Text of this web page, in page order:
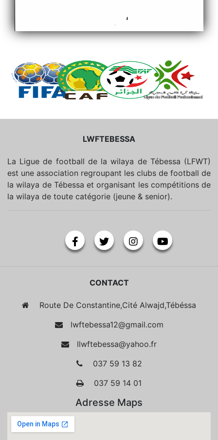
LWFTEBESSA
La Ligue de football de la wilaya de Tébessa (LFWT)
est une association regroupant les clubs de football de
la wilaya de Tébessa et organisant les compétitions de
la wilaya de toute catégorie (jeune & senior).
CONTACT
Route De Constantine,Cité Alwajd,Tébéssa
lwftebessa12@gmail.com
llwftebessa@yahoo.fr
037 59 13 82
037 59 14 01
Adresse Maps